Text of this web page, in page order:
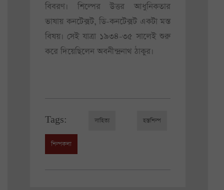
বিবরণ। শিল্পের উত্তর আধুনিকতার
ভাষায় কনটেক্সট, ডি-কনটেক্সট একটা মস্ত
বিষয়। সেই যাত্রা ১৯৩৪-৩৫ সালেই শুরু
করে দিয়েছিলেন অবনীন্দ্রনাথ ঠাকুর।
Tags: সাহিত্য হস্তশিল্প
শিল্পকলা